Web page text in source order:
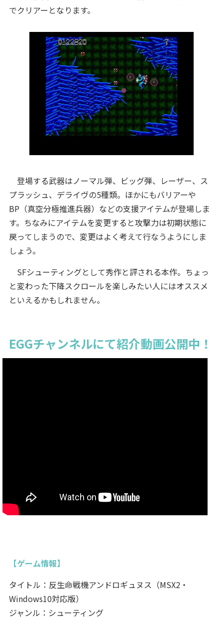
でクリアーとなります。
登場する武器はノーマル弾、ビッグ弾、レーザー、ス
プラッシュ、デライヴの5種類。ほかにもバリアーや
BP（真空分極推進兵器）などの支援アイテムが登場しま
す。ちなみにアイテムを変更すると攻撃力は初期状態に
戻ってしまうので、変更はよく考えて行なうようにしま
しょう。
SFシューティングとして秀作と評される本作。ちょっ
と変わった下降スクロールを楽しみたい人にはオススメ
といえるかもしれません。
EGGチャンネルにて紹介動画公開中！
【ゲーム情報】
タイトル：反生命戦機アンドロギュヌス（MSX2・
Windows10対応版）
ジャンル：シューティング